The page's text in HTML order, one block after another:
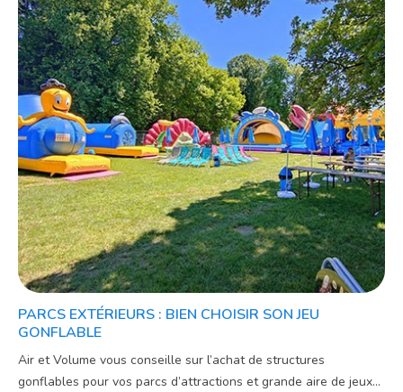
PARCS EXTÉRIEURS : BIEN CHOISIR SON JEU
GONFLABLE
Air et Volume vous conseille sur l’achat de structures
gonflables pour vos parcs d’attractions et grande aire de jeux...